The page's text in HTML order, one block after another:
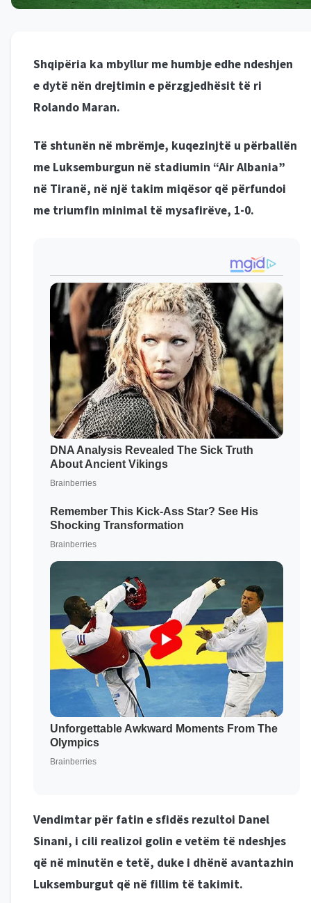
Shqipëria ka mbyllur me humbje edhe ndeshjen
e dytë nën drejtimin e përzgjedhësit të ri
Rolando Maran.
Të shtunën në mbrëmje, kuqezinjtë u përballën
me Luksemburgun në stadiumin “Air Albania”
në Tiranë, në një takim miqësor që përfundoi
me triumfin minimal të mysafirëve, 1-0.
Vendimtar për fatin e sfidës rezultoi Danel
Sinani, i cili realizoi golin e vetëm të ndeshjes
që në minutën e tetë, duke i dhënë avantazhin
Luksemburgut që në fillim të takimit.